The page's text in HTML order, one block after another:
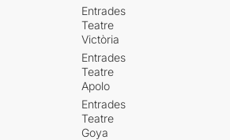
Entrades
Teatre
Victòria
Entrades
Teatre
Apolo
Entrades
Teatre
Goya